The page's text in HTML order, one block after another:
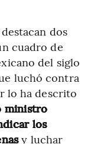
dos
cuadro de
del siglo
luchó contra
lo ha descrito
ministro
los
y luchar